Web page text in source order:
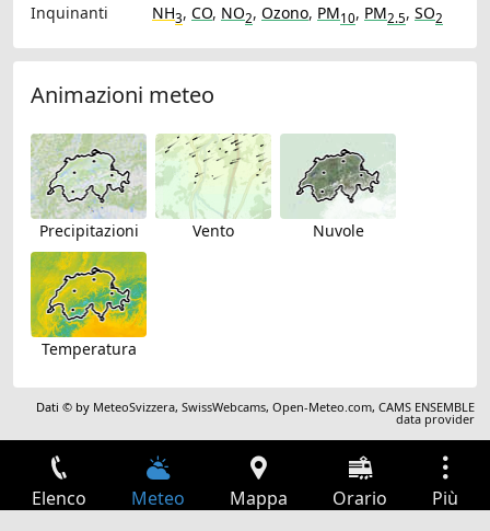
Inquinanti
NH3, CO, NO2, Ozono, PM10, PM2.5, SO2
Animazioni meteo
Precipitazioni Vento Nuvole
Temperatura
Dati © by MeteoSvizzera,SwissWebcams,Open-Meteo.com,CAMS ENSEMBLE
data provider
Elenco Meteo Mappa Orario Più